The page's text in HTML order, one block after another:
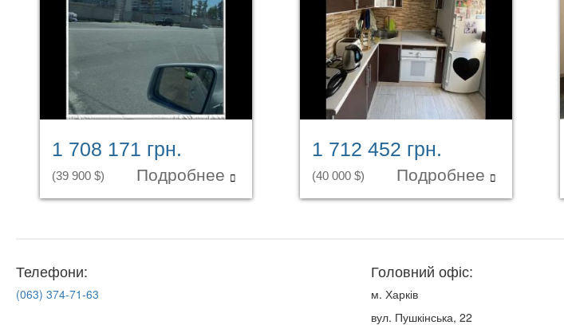
1 708 171 грн.
(39 900 $) Подробнее
1 712 452 грн.
(40 000 $) Подробнее
Телефони:
(063) 374-71-63
Головний офіс:
м. Харків
вул. Пушкінська, 22